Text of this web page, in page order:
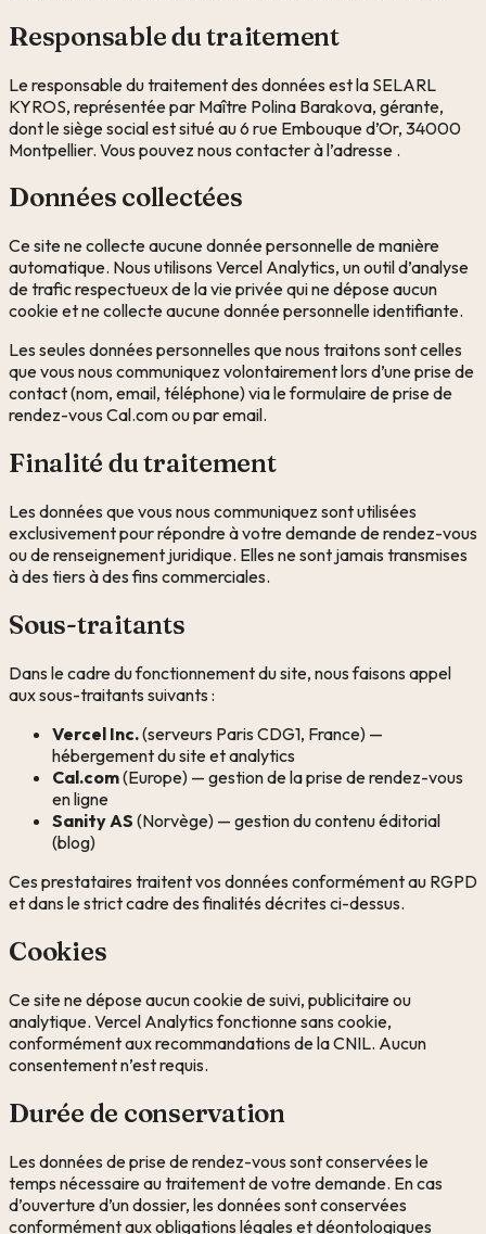
Responsable du traitement
Le responsable du traitement des données est la SELARL
KYROS, représentée par Maître Polina Barakova, gérante,
dont le siège social est situé au6 rue Embouque d’Or, 34000
Montpellier. Vous pouvez nous contacter à l’adresse .
Données collectées
Ce site ne collecte aucune donnée personnelle de manière
automatique. Nous utilisons Vercel Analytics, un outil d’analyse
de trafic respectueux de la vie privée qui ne dépose aucun
cookie et ne collecte aucune donnée personnelle identifiante.
Les seules données personnelles que nous traitons sont celles
que vous nous communiquez volontairement lors d’une prise de
contact (nom, email, téléphone) via le formulaire de prise de
rendez-vous Cal.com ou par email.
Finalité du traitement
Les données que vous nous communiquez sont utilisées
exclusivement pour répondre à votre demande de rendez-vous
ou de renseignement juridique. Elles ne sont jamais transmises
à des tiers à des fins commerciales.
Sous-traitants
Dans le cadre du fonctionnement du site, nous faisons appel
aux sous-traitants suivants :
Vercel Inc.(serveurs Paris CDG1, France) —
hébergement du site et analytics
Cal.com(Europe) — gestion de la prise de rendez-vous
en ligne
Sanity AS (Norvège) — gestion du contenu éditorial
(blog)
Ces prestataires traitent vos données conformément au RGPD
et dans le strict cadre des finalités décrites ci-dessus.
Cookies
Ce site ne dépose aucun cookie de suivi, publicitaire ou
analytique. Vercel Analytics fonctionne sans cookie,
conformément aux recommandations de la CNIL. Aucun
consentement n’est requis.
Durée de conservation
Les données de prise de rendez-vous sont conservées le
temps nécessaire au traitement de votre demande. En cas
d’ouverture d’un dossier, les données sont conservées
conformément aux obligations légales et déontologiques